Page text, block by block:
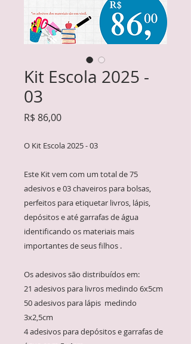
Kit Escola 2025 -
03
R$ 86,00Preço
O Kit Escola 2025 - 03
Este Kit vem com um total de 75
adesivos e 03 chaveiros para bolsas,
perfeitos para etiquetar livros, lápis,
depósitos e até garrafas de água
identificando os materiais mais
importantes de seus filhos .
Os adesivos são distribuídos em:
21 adesivos para livros medindo 6x5cm
50 adesivos para lápis medindo
3x2,5cm
4 adesivos para depósitos e garrafas de